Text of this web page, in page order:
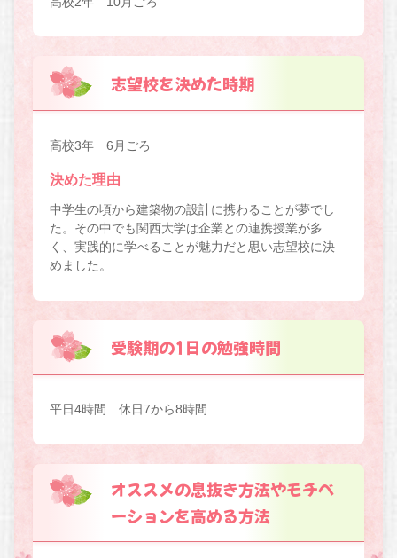
志望校を決めた時期
高校3年 6月ごろ
決めた理由
中学生の頃から建築物の設計に携わることが夢でし
た。その中でも関西大学は企業との連携授業が多
く、実践的に学べることが魅力だと思い志望校に決
めました。
受験期の1日の勉強時間
平日4時間 休日7から8時間
オススメの息抜き方法やモチベ
ーションを高める方法